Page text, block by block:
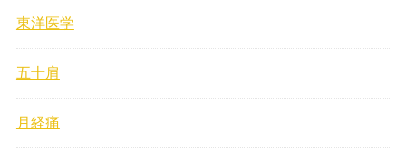
東洋医学
五十肩
月経痛